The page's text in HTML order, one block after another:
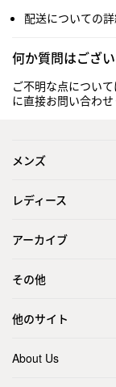
配送についての
何か質問はござ
ご不明な点について
に直接お問い合わ
メンズ
レディース
アーカイブ
その他
他のサイト
About Us